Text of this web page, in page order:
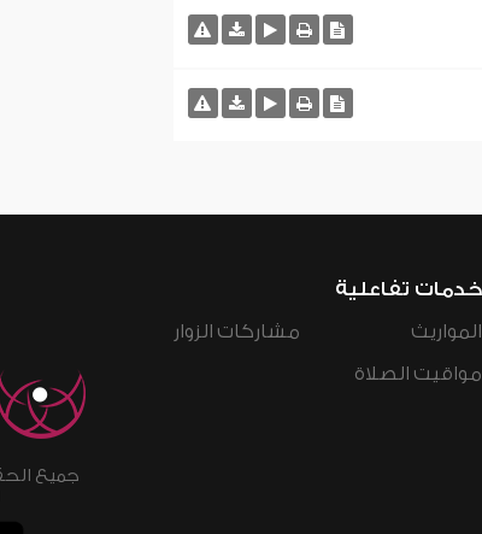
خدمات تفاعلية
المواريث
مواقيت الصلاة
مشاركات الزوار